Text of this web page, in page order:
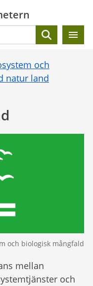
Sök
och
natur land
och biologisk mångfald
mellan
och